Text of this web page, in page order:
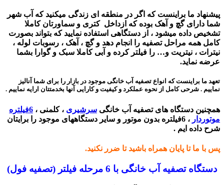
پیشنهاد ما براینست که اگر در منطقه ای زندگی میکنید که آب شهر
شما دارای گچ و آهک بوده که ازداخل کتری و سماورتان کاملا
تشخیص داده میشود ، از دستگاهی استفاده نمایید که بتواند بصورت
کامل همه مراحل تصفیه را انجام دهد و گچ ، آهک ، رسوبات لوله ،
نیترات ، نیتریت و… را فیلتر کرده و آبی کاملا سبک و گوارا بشما
عرضه نماید.
تعهد ما براینست که انواع تصفیه آب خانگی موجود در بازار را برای شما آنالیز
نماییم . شرحی کامل از نحوه عملکرد و کیفیت و کارایی آنها بخدمتتان ارایه نماییم .
همچنین دستگاه های تصفیه آب خانگی سرشیری ، کلمنی ،
6فیلتره
موتوردار
، 6فیلتره بدون موتور و سایر دستگاههای موجود را برایتان
شرح داده ایم .
پس با ما تا پایان همراه باشید تا ضرر نکنید.
دستگاه تصفیه آب خانگی با 6 مرحله فیلتر (تصفیه فول)